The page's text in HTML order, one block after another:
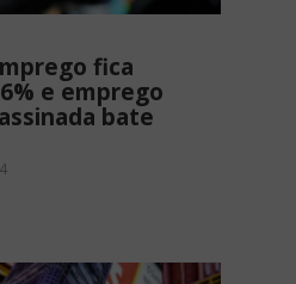
fica
e emprego
bate